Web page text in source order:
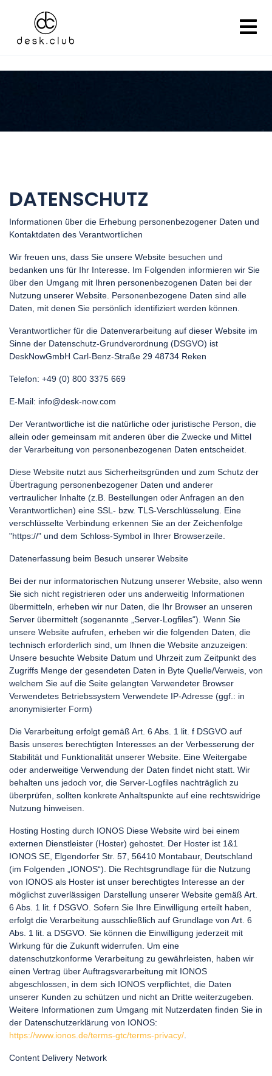
DATENSCHUTZ
Informationen über die Erhebung personenbezogener Daten und
Kontaktdaten des Verantwortlichen
Wir freuen uns, dass Sie unsere Website besuchen und
bedanken uns für Ihr Interesse. Im Folgenden informieren wir Sie
über den Umgang mit Ihren personenbezogenen Daten bei der
Nutzung unserer Website. Personenbezogene Daten sind alle
Daten, mit denen Sie persönlich identifiziert werden können.
Verantwortlicher für die Datenverarbeitung auf dieser Website im
Sinne der Datenschutz-Grundverordnung (DSGVO) ist
DeskNowGmbH Carl-Benz-Straße 29 48734 Reken
Telefon: +49 (0) 800 3375 669
E-Mail: info@desk-now.com
Der Verantwortliche ist die natürliche oder juristische Person, die
allein oder gemeinsam mit anderen über die Zwecke und Mittel
der Verarbeitung von personenbezogenen Daten entscheidet.
Diese Website nutzt aus Sicherheitsgründen und zum Schutz der
Übertragung personenbezogener Daten und anderer
vertraulicher Inhalte (z.B. Bestellungen oder Anfragen an den
Verantwortlichen) eine SSL- bzw. TLS-Verschlüsselung. Eine
verschlüsselte Verbindung erkennen Sie an der Zeichenfolge
"https://" und dem Schloss-Symbol in Ihrer Browserzeile.
Datenerfassung beim Besuch unserer Website
Bei der nur informatorischen Nutzung unserer Website, also wenn
Sie sich nicht registrieren oder uns anderweitig Informationen
übermitteln, erheben wir nur Daten, die Ihr Browser an unseren
Server übermittelt (sogenannte „Server-Logfiles“). Wenn Sie
unsere Website aufrufen, erheben wir die folgenden Daten, die
technisch erforderlich sind, um Ihnen die Website anzuzeigen:
Unsere besuchte Website Datum und Uhrzeit zum Zeitpunkt des
Zugriffs Menge der gesendeten Daten in Byte Quelle/Verweis, von
welchem Sie auf die Seite gelangten Verwendeter Browser
Verwendetes Betriebssystem Verwendete IP-Adresse (ggf.: in
anonymisierter Form)
Die Verarbeitung erfolgt gemäß Art. 6 Abs. 1 lit. f DSGVO auf
Basis unseres berechtigten Interesses an der Verbesserung der
Stabilität und Funktionalität unserer Website. Eine Weitergabe
oder anderweitige Verwendung der Daten findet nicht statt. Wir
behalten uns jedoch vor, die Server-Logfiles nachträglich zu
überprüfen, sollten konkrete Anhaltspunkte auf eine rechtswidrige
Nutzung hinweisen.
Hosting Hosting durch IONOS Diese Website wird bei einem
externen Dienstleister (Hoster) gehostet. Der Hoster ist 1&1
IONOS SE, Elgendorfer Str. 57, 56410 Montabaur, Deutschland
(im Folgenden „IONOS“). Die Rechtsgrundlage für die Nutzung
von IONOS als Hoster ist unser berechtigtes Interesse an der
möglichst zuverlässigen Darstellung unserer Website gemäß Art.
6 Abs. 1 lit. f DSGVO. Sofern Sie Ihre Einwilligung erteilt haben,
erfolgt die Verarbeitung ausschließlich auf Grundlage von Art. 6
Abs. 1 lit. a DSGVO. Sie können die Einwilligung jederzeit mit
Wirkung für die Zukunft widerrufen. Um eine
datenschutzkonforme Verarbeitung zu gewährleisten, haben wir
einen Vertrag über Auftragsverarbeitung mit IONOS
abgeschlossen, in dem sich IONOS verpflichtet, die Daten
unserer Kunden zu schützen und nicht an Dritte weiterzugeben.
Weitere Informationen zum Umgang mit Nutzerdaten finden Sie in
der Datenschutzerklärung von IONOS:
https://www.ionos.de/terms-gtc/terms-privacy/
Content Delivery Network